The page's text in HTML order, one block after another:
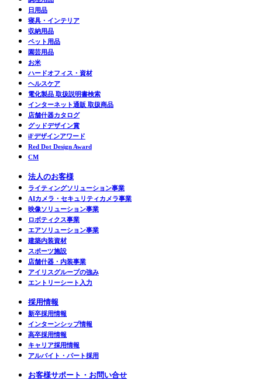
日用品
寝具・インテリア
収納用品
ペット用品
園芸用品
お米
ハードオフィス・資材
ヘルスケア
電化製品 取扱説明書検索
インターネット通販 取扱商品
店舗什器カタログ
グッドデザイン賞
iFデザインアワード
Red Dot Design Award
CM
法人のお客様
ライティングソリューション事業
AIカメラ・セキュリティカメラ事業
映像ソリューション事業
ロボティクス事業
エアソリューション事業
建築内装資材
スポーツ施設
店舗什器・内装事業
アイリスグループの強み
エントリーシート入力
採用情報
新卒採用情報
インターンシップ情報
高卒採用情報
キャリア採用情報
アルバイト・パート採用
お客様サポート・お問い合せ